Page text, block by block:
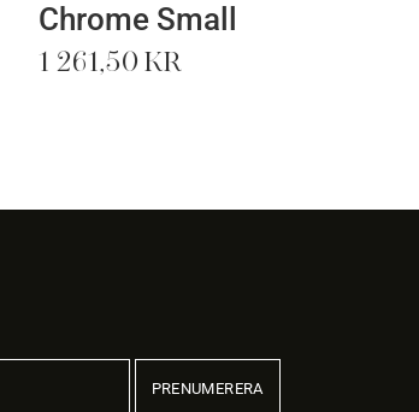
Chrome Small
1 261,50 kr